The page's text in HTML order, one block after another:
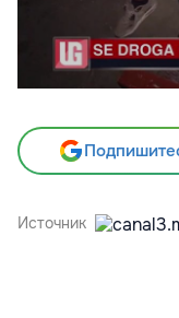
Источник